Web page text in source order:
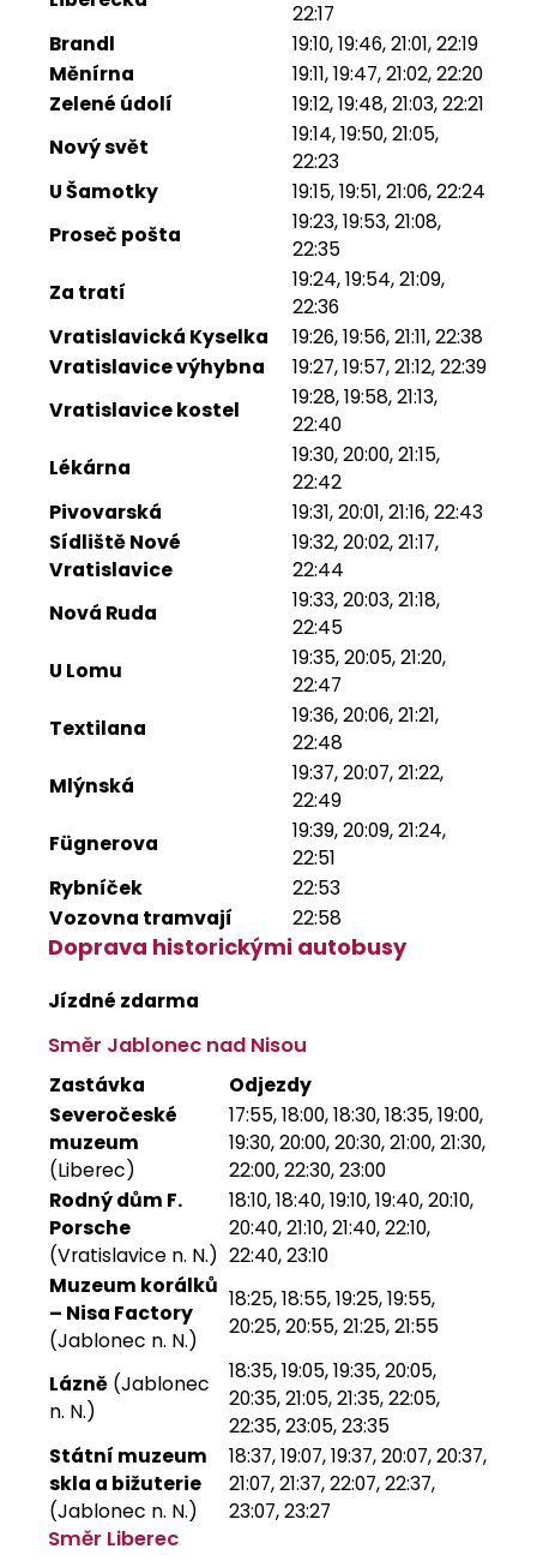
22:17
Brandl
19:10, 19:46, 21:01, 22:19
Měnírna
19:11, 19:47, 21:02, 22:20
Zelené údolí
19:12, 19:48, 21:03, 22:21
Nový svět
19:14, 19:50, 21:05,
22:23
U Šamotky
19:15, 19:51, 21:06, 22:24
Proseč pošta
19:23, 19:53, 21:08,
22:35
Za tratí
19:24, 19:54, 21:09,
22:36
Vratislavická Kyselka
19:26, 19:56, 21:11, 22:38
Vratislavice výhybna
19:27, 19:57, 21:12, 22:39
Vratislavice kostel
19:28, 19:58, 21:13,
22:40
Lékárna
19:30, 20:00, 21:15,
22:42
Pivovarská
19:31, 20:01, 21:16, 22:43
Sídliště Nové
Vratislavice
19:32, 20:02, 21:17,
22:44
Nová Ruda
19:33, 20:03, 21:18,
22:45
U Lomu
19:35, 20:05, 21:20,
22:47
Textilana
19:36, 20:06, 21:21,
22:48
Mlýnská
19:37, 20:07, 21:22,
22:49
Fügnerova
19:39, 20:09, 21:24,
22:51
Rybníček
22:53
Vozovna tramvají
22:58
Doprava historickými autobusy
Jízdné zdarma
Směr Jablonec nad Nisou
Zastávka
Odjezdy
Severočeské
muzeum
(Liberec)
17:55, 18:00, 18:30, 18:35, 19:00,
19:30, 20:00, 20:30, 21:00, 21:30,
22:00, 22:30, 23:00
Rodný dům F.
Porsche
(Vratislavice n. N.)
18:10, 18:40, 19:10, 19:40, 20:10,
20:40, 21:10, 21:40, 22:10,
22:40, 23:10
Muzeum korálků
– Nisa Factory
(Jablonec n. N.)
18:25, 18:55, 19:25, 19:55,
20:25, 20:55, 21:25, 21:55
Lázně (Jablonec
n. N.)
18:35, 19:05, 19:35, 20:05,
20:35, 21:05, 21:35, 22:05,
22:35, 23:05, 23:35
Státní muzeum
skla a bižuterie
(Jablonec n. N.)
18:37, 19:07, 19:37, 20:07, 20:37,
21:07, 21:37, 22:07, 22:37,
23:07, 23:27
Směr Liberec